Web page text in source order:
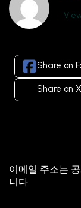
Share on
Share on X
이메일 주소는
니다